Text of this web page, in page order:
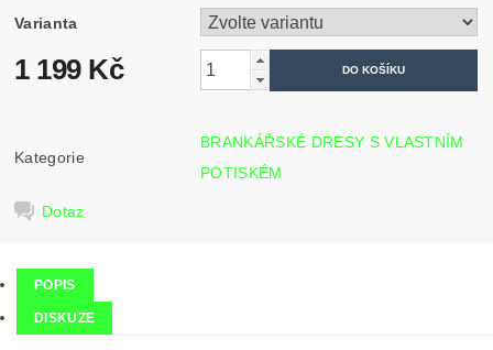
Varianta
1 199 Kč
Kategorie
BRANKÁŘSKÉ DRESY S VLASTNÍM
POTISKÉM
Dotaz
POPIS
DISKUZE